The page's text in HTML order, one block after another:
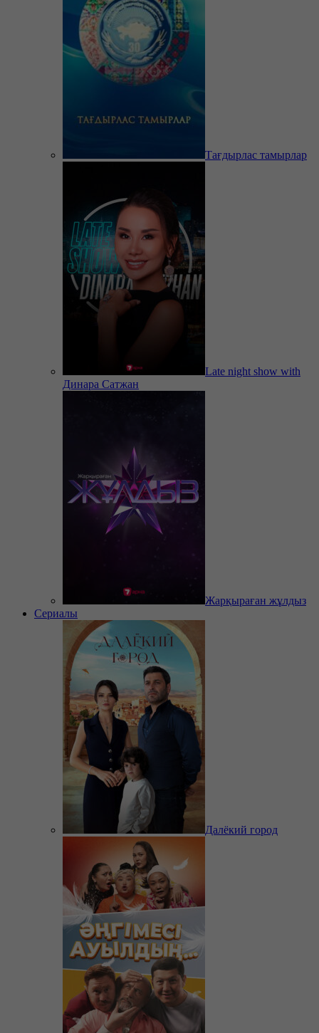
Тағдырлас тамырлар
Late night show with
Динара Сатжан
Жарқыраған жұлдыз
Сериалы
Далёкий город